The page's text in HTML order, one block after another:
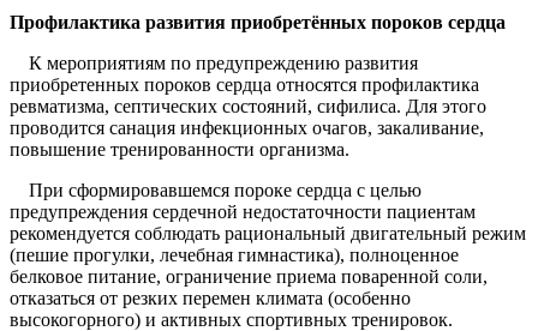
Профилактика развития приобретённых пороков сердца
К мероприятиям по предупреждению развития
приобретенных пороков сердца относятся профилактика
ревматизма, септических состояний, сифилиса. Для этого
проводится санация инфекционных очагов, закаливание,
повышение тренированности организма.
При сформировавшемся пороке сердца с целью
предупреждения сердечной недостаточности пациентам
рекомендуется соблюдать рациональный двигательный режим
(пешие прогулки, лечебная гимнастика), полноценное
белковое питание, ограничение приема поваренной соли,
отказаться от резких перемен климата (особенно
высокогорного) и активных спортивных тренировок.